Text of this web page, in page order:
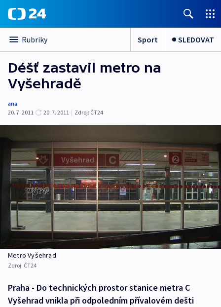
Rubriky Sport SLEDOVAT
Déšť zastavil metro na
Vyšehradě
ana
20. 7. 2011
20. 7. 2011 | Zdroj: ČT24
Metro Vyšehrad
Zdroj: ČT24
Praha - Do technických prostor stanice metra C
Vyšehrad vnikla při odpoledním přívalovém dešti